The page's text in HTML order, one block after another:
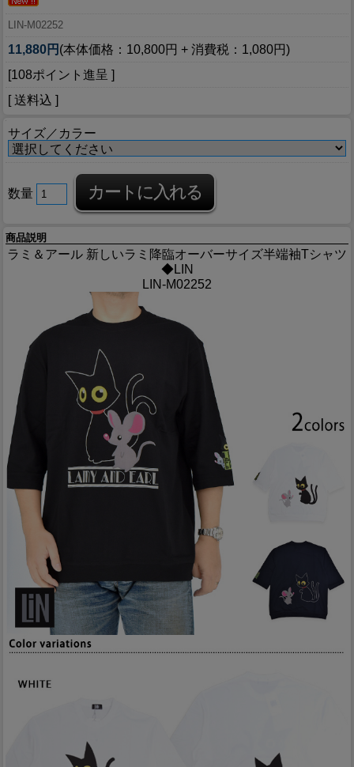
LIN-M02252
11,880円 (本体価格：10,800円 + 消費税：1,080円)
[108ポイント進呈 ]
[ 送料込 ]
サイズ／カラー
数量
商品説明
ラミ＆アール 新しいラミ降臨オーバーサイズ半端袖Tシャツ
◆LIN
LIN-M02252